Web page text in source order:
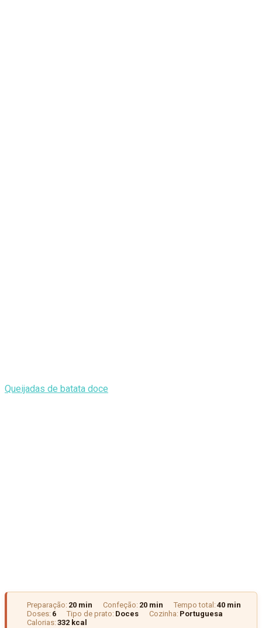
Queijadas de batata doce
Preparação: 20 min Confeção: 20 min Tempo total:40 min
Doses: 6 Tipo de prato: Doces Cozinha: Portuguesa
Calorias:332 kcal